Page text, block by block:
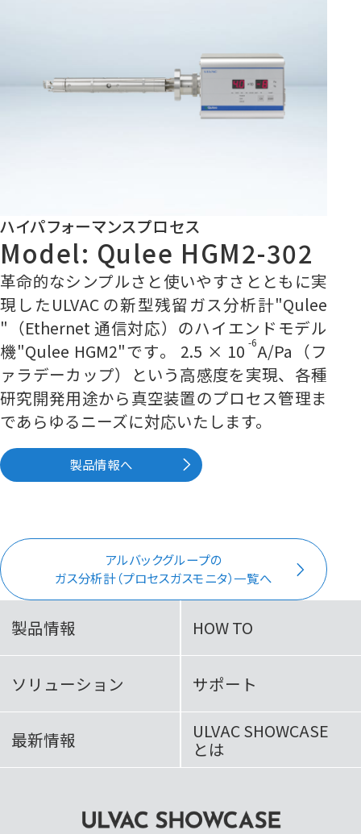
ハイパフォーマンスプロセス
Model: Qulee HGM2-302
革命的なシンプルさと使いやすさとともに実
現したULVAC の新型残留ガス分析計"Qulee
" （Ethernet 通信対応）のハイエンドモデル
機"Qulee HGM2"です。 2.5 × 10 -6A/Pa（フ
ァラデーカップ）という高感度を実現、各種
研究開発用途から真空装置のプロセス管理ま
であらゆるニーズに対応いたします。
製品情報へ
アルバックグループの
ガス分析計（プロセスガスモニタ）一覧へ
製品情報 HOW TO
ソリューション サポート
最新情報 ULVAC SHOWCASE
とは